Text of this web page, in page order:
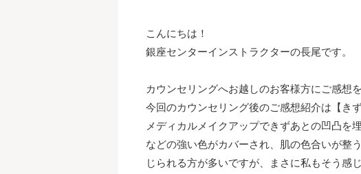
こんにちは！
銀座センターインストラクターの長尾です。
カウンセリングへお越しのお客様方にご感想
今回のカウンセリング後のご感想紹介は【き
メディカルメイクアップできずあとの凹凸を
などの強い色がカバーされ、肌の色合いが整
じられる方が多いですが、まさに私もそう感